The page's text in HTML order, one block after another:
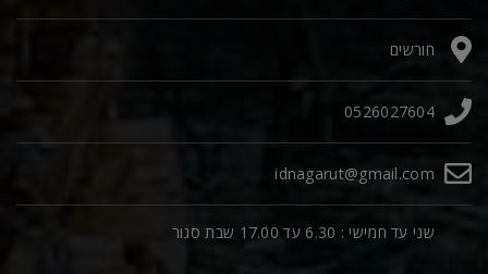
חורשים
0526027604
idnagarut@gmail.com
שני עד חמישי : 6.30 עד 17.00 שבת סגור